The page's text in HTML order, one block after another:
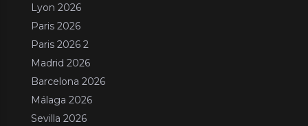
Lyon 2026
Paris 2026
Paris 2026 2
Madrid 2026
Barcelona 2026
Málaga 2026
Sevilla 2026